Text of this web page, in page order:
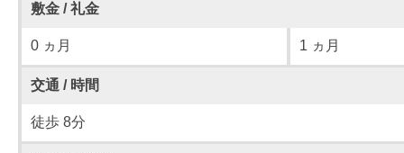
敷金 / 礼金
0 ヵ月 1 ヵ月
交通 / 時間
徒歩 8分